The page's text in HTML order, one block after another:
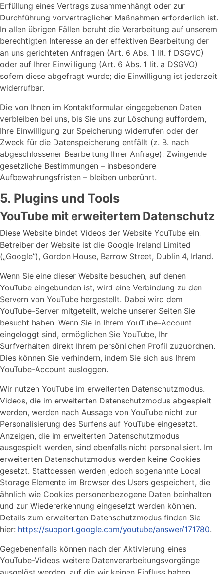
Erfüllung eines Vertrags zusammenhängt oder zur
Durchführung vorvertraglicher Maßnahmen erforderlich ist.
In allen übrigen Fällen beruht die Verarbeitung auf unserem
berechtigten Interesse an der effektiven Bearbeitung der
an uns gerichteten Anfragen (Art. 6 Abs. 1 lit. f DSGVO)
oder auf Ihrer Einwilligung (Art. 6 Abs. 1 lit. a DSGVO)
sofern diese abgefragt wurde; die Einwilligung ist jederzeit
widerrufbar.
Die von Ihnen im Kontaktformular eingegebenen Daten
verbleiben bei uns, bis Sie uns zur Löschung auffordern,
Ihre Einwilligung zur Speicherung widerrufen oder der
Zweck für die Datenspeicherung entfällt (z. B. nach
abgeschlossener Bearbeitung Ihrer Anfrage). Zwingende
gesetzliche Bestimmungen – insbesondere
Aufbewahrungsfristen – bleiben unberührt.
5. Plugins und Tools
YouTube mit erweitertem Datenschutz
Diese Website bindet Videos der Website YouTube ein.
Betreiber der Website ist die Google Ireland Limited
(„Google”), Gordon House, Barrow Street, Dublin 4, Irland.
Wenn Sie eine dieser Website besuchen, auf denen
YouTube eingebunden ist, wird eine Verbindung zu den
Servern von YouTube hergestellt. Dabei wird dem
YouTube-Server mitgeteilt, welche unserer Seiten Sie
besucht haben. Wenn Sie in Ihrem YouTube-Account
eingeloggt sind, ermöglichen Sie YouTube, Ihr
Surfverhalten direkt Ihrem persönlichen Profil zuzuordnen.
Dies können Sie verhindern, indem Sie sich aus Ihrem
YouTube-Account ausloggen.
Wir nutzen YouTube im erweiterten Datenschutzmodus.
Videos, die im erweiterten Datenschutzmodus abgespielt
werden, werden nach Aussage von YouTube nicht zur
Personalisierung des Surfens auf YouTube eingesetzt.
Anzeigen, die im erweiterten Datenschutzmodus
ausgespielt werden, sind ebenfalls nicht personalisiert. Im
erweiterten Datenschutzmodus werden keine Cookies
gesetzt. Stattdessen werden jedoch sogenannte Local
Storage Elemente im Browser des Users gespeichert, die
ähnlich wie Cookies personenbezogene Daten beinhalten
und zur Wiedererkennung eingesetzt werden können.
Details zum erweiterten Datenschutzmodus finden Sie
hier: https://support.google.com/youtube/answer/171780.
Gegebenenfalls können nach der Aktivierung eines
YouTube-Videos weitere Datenverarbeitungsvorgänge
ausgelöst werden, auf die wir keinen Einfluss haben.